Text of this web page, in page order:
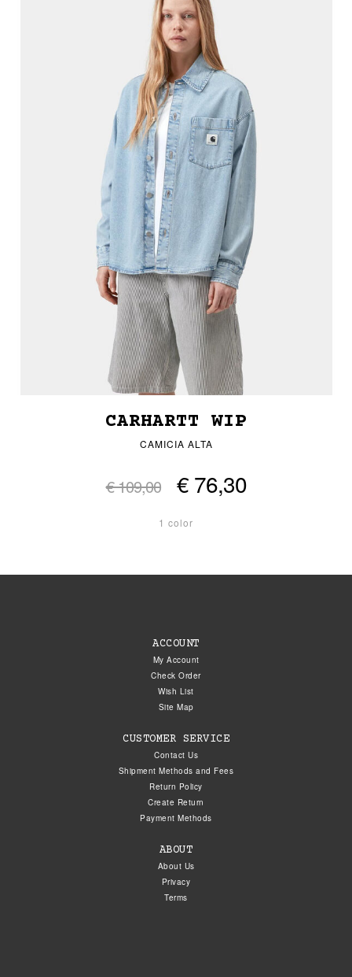
CARHARTT WIP
CAMICIA ALTA
€ 109,00 € 76,30
1 color
ACCOUNT
My Account
Check Order
Wish List
Site Map
CUSTOMER SERVICE
Contact Us
Shipment Methods and Fees
Return Policy
Create Return
Payment Methods
ABOUT
About Us
Privacy
Terms